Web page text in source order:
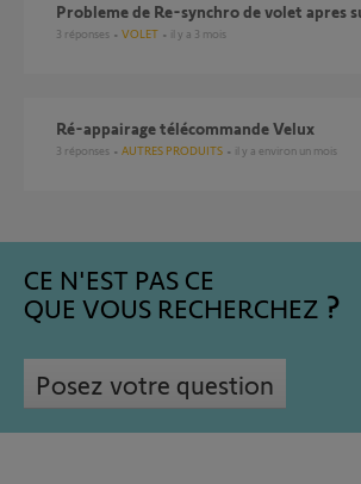
Probleme de Re-synchro de volet apres
3 réponses VOLET il y a 3 mois
ré-appairage télécommande Velux
3 réponses AUTRES PRODUITS il y a environ un mois
CE N'EST PAS CE
QUE VOUS RECHERCHEZ
Posez votre question